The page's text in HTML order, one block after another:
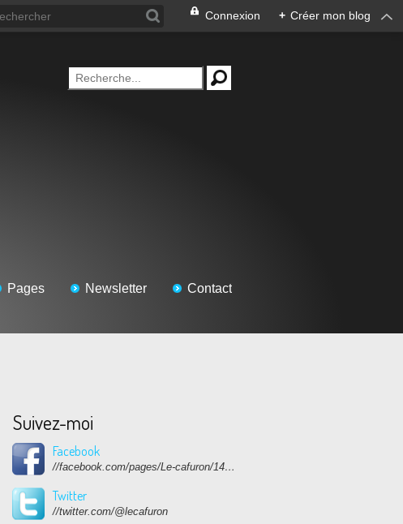
Connexion + Créer mon blog
Pages Newsletter Contact
Suivez-moi
Facebook
//facebook.com/pages/Le-cafuron/1415682768741632
Twitter
//twitter.com/@lecafuron